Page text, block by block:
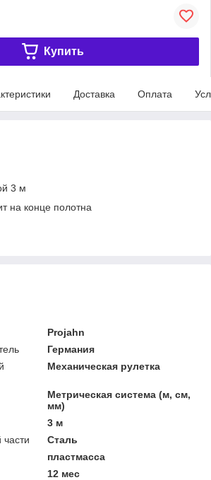
Купить
Доставка Оплата
3 м
на конце полотна
Projahn
Германия
Механическая рулетка
Метрическая система (м, см,
мм)
3 м
Сталь
пластмасса
12 мес